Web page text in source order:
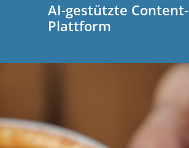
AI-gestützte Content-
Plattform